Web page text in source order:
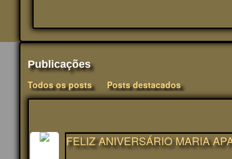
Publicações
Todos os posts
Posts destacados
FELIZ ANIVERSÁRIO MARIA